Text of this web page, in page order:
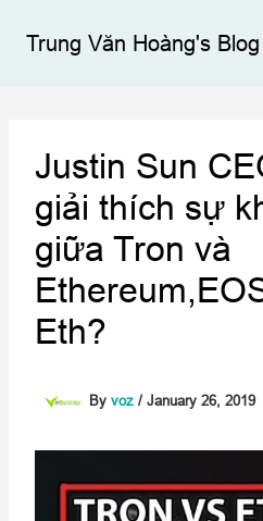
Trung Văn Hoàng's Blog
Justin Sun
giải thích sự
giữa Tron và
Eth?
By voz / January 26, 2019